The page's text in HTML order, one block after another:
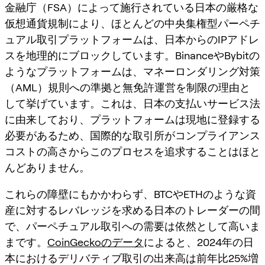
金融庁（FSA）によって施行されている日本の厳格な
仮想通貨規制により、ほとんどの中央集権型パーペチ
ュアル取引プラットフォームは、日本からのIPアドレ
スを地理的にブロックしています。BinanceやBybitの
ようなプラットフォームは、マネーロンダリング対策
（AML）規則への準拠と無免許運営を制限の理由と
して挙げています。これは、日本の支払いサービス法
に由来しており、プラットフォームは現地に登録する
必要があるため、国際的な取引所がコンプライアンス
コストの高さからこのプロセスを追求することはほと
んどありません。
これらの障壁にもかかわらず、BTCやETHのような資
産に対するレバレッジを求める日本のトレーダーの間
で、 パーペチュアル取引への需要は依然として高いま
まです。 CoinGeckoのデータによると、2024年の日
本におけるデリバティブ取引の出来高は前年比25%増